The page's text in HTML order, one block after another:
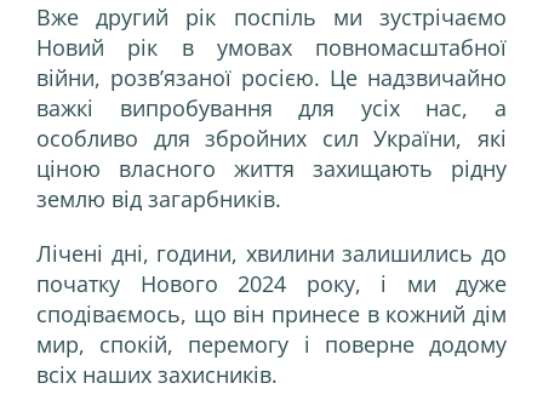
Вже другий рік поспіль ми зустрічаємо
Новий рік в умовах повномасштабної
війни, розв’язаної росією. Це надзвичайно
важкі випробування для усіх нас, а
особливо для збройних сил України, які
ціною власного життя захищають рідну
землю від загарбників.
Лічені дні, години, хвилини залишились до
початку Нового 2024 року, і ми дуже
сподіваємось, що він принесе в кожний дім
мир, спокій, перемогу і поверне додому
всіх наших захисників.